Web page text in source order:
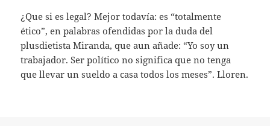
¿Que si es legal? Mejor todavía: es “totalmente
ético”, en palabras ofendidas por la duda del
plusdietista Miranda, que aun añade: “Yo soy un
trabajador. Ser político no significa que no tenga
que llevar un sueldo a casa todos los meses”. Lloren.